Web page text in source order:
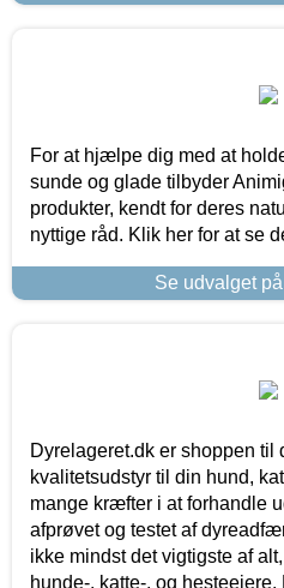
For at hjælpe dig med at
sunde og glade tilbyder
produkter, kendt for deres
nyttige råd. Klik her for at se
Se udvalget
Dyrelageret.dk er shoppen til
kvalitetsudstyr til din hund,
mange kræfter i at forhandle
afprøvet og testet af
ikke mindst det vigtigste af
hunde-, katte-, og